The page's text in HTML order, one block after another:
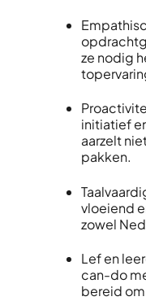
ze nodig
initiatief
aarzelt
pakken.
vloeiend
zowel
Lef en
can-do
bereid